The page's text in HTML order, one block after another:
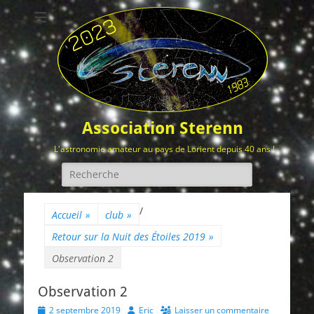
Association Sterenn
L'astronomie amateur au pays de Lorient depuis 40 ans !
Rechercher :
Accueil » club »
/
Retour sur la Nuit des Étoiles 2019 »
Observation 2
Observation 2
Posted
2 septembre 2019 Author
Eric Laisser un commentaire